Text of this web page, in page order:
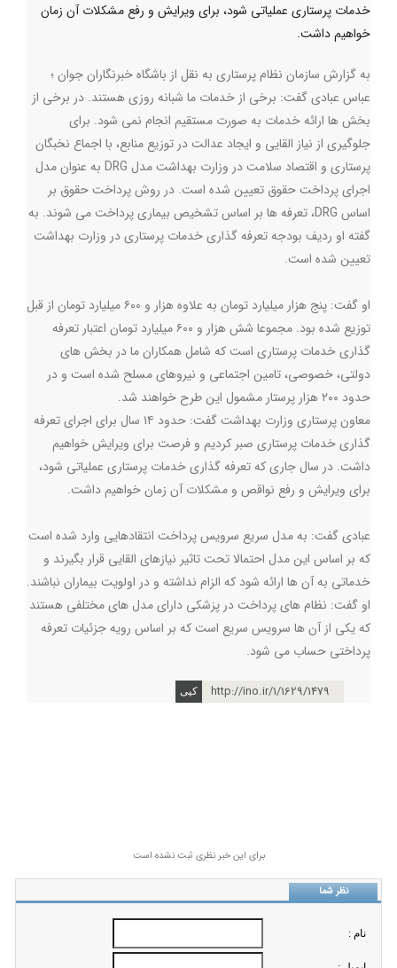
خدمات پرستاری عملیاتی شود، برای ویرایش و رفع مشکلات آن زمان
خواهیم داشت.
به گزارش سازمان نظام پرستاری به نقل از باشگاه خبرنگاران جوان ؛
عباس عبادی گفت: برخی از خدمات ما شبانه روزی هستند. در برخی از
بخش ها ارائه خدمات به صورت مستقیم انجام نمی شود. برای
جلوگیری از نیاز القایی و ایجاد عدالت در توزیع منابع، با اجماع نخبگان
پرستاری و اقتصاد سلامت در وزارت بهداشت مدل DRG به عنوان مدل
اجرای پرداخت حقوق تعیین شده است. در روش پرداخت حقوق بر
اساس DRG، تعرفه ها بر اساس تشخیص بیماری پرداخت می شوند. به
گفته او ردیف بودجه تعرفه گذاری خدمات پرستاری در وزارت بهداشت
تعیین شده است.
او گفت: پنج هزار میلیارد تومان به علاوه هزار و ۶٠٠ میلیارد تومان از قبل
توزیع شده بود. مجموعا شش هزار و ۶٠٠ میلیارد تومان اعتبار تعرفه
گذاری خدمات پرستاری است که شامل همکاران ما در بخش های
دولتی، خصوصی، تامین اجتماعی و نیروهای مسلح شده است و در
حدود ۲٠٠ هزار پرستار مشمول این طرح خواهند شد.
معاون پرستاری وزارت بهداشت گفت: حدود ۱۴ سال برای اجرای تعرفه
گذاری خدمات پرستاری صبر کردیم و فرصت برای ویرایش خواهیم
داشت. در سال جاری که تعرفه گذاری خدمات پرستاری عملیاتی شود،
برای ویرایش و رفع نواقص و مشکلات آن زمان خواهیم داشت.
عبادی گفت: به مدل سریع سرویس پرداخت انتقادهایی وارد شده است
که بر اساس این مدل احتمالا تحت تاثیر نیازهای القایی قرار بگیرند و
خدماتی به آن ها ارائه شود که الزام نداشته و در اولویت بیماران نباشند.
او گفت: نظام های پرداخت در پزشکی دارای مدل های مختلفی هستند
که یکی از آن ها سرویس سریع است که بر اساس رویه جزئیات تعرفه
پرداختی حساب می شود.
http://ino.ir/1/1629/1479
برای این خبر نظری ثبت نشده است
نظر شما
نام :